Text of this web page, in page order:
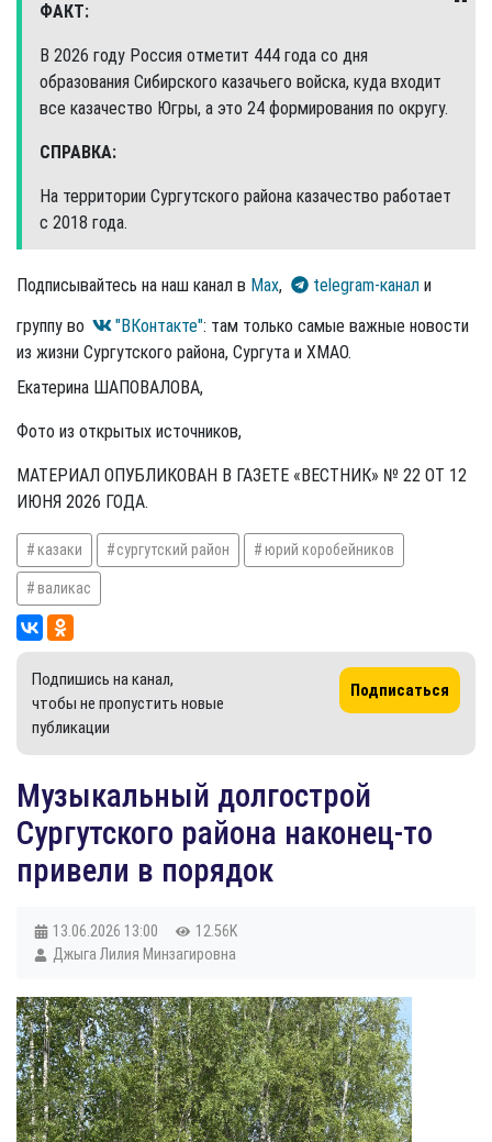
ФАКТ:
В 2026 году Россия отметит 444 года со дня
образования Сибирского казачьего войска, куда входит
все казачество Югры, а это 24 формирования по округу.
СПРАВКА:
На территории Сургутского района казачество работает
с 2018 года.
Подписывайтесь на наш канал в Max, telegram-канал и
группу во
"ВКонтакте": там только самые важные новости
из жизни Сургутского района, Сургута и ХМАО.
Екатерина ШАПОВАЛОВА,
Фото из открытых источников,
МАТЕРИАЛ ОПУБЛИКОВАН В ГАЗЕТЕ «ВЕСТНИК» № 22 ОТ 12
ИЮНЯ 2026 ГОДА.
казаки сургутский район юрий коробейников
валикас
Подпишись на канал,
чтобы не пропустить новые
публикации
Подписаться
Музыкальный долгострой
Сургутского района наконец-то
привели в порядок
13.06.2026 13:00
12.56K
Джыга Лилия Минзагировна